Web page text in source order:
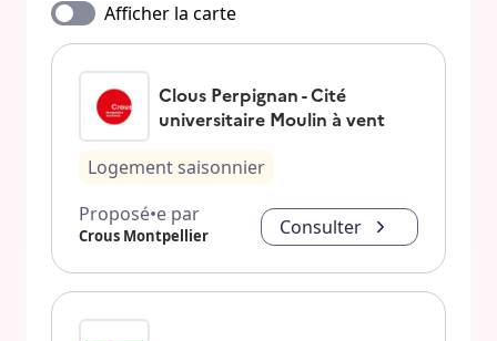
Afficher la carte
Clous Perpignan - Cité
universitaire Moulin à vent
Logement saisonnier
Proposé•e par
Crous Montpellier Consulter